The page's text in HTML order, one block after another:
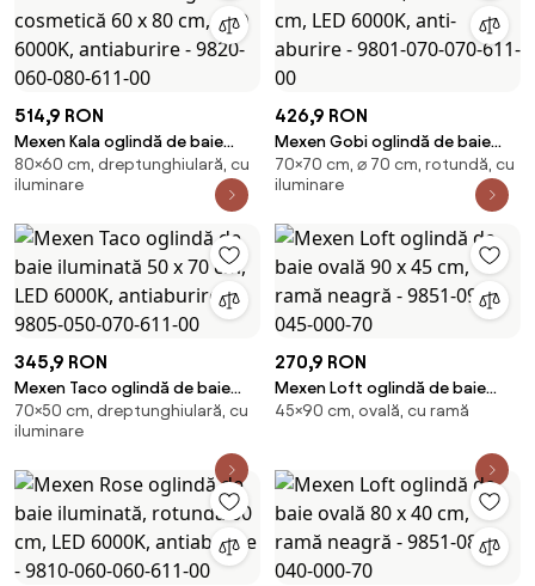
514,9 RON
Mexen Kala oglindă de baie
iluminată cu oglindă cosmetică
60 x 80 cm, LED 6000K,
antiaburire - 9820-060-080-
611-00
80×60 cm, dreptunghiulară, cu
iluminare
426,9 RON
Mexen Gobi oglindă de baie
iluminată, rotundă 70 cm, LED
6000K, anti-aburire - 9801-
70×70 cm, ⌀ 70 cm, rotundă, cu
iluminare
345,9 RON
Mexen Taco oglindă de baie
iluminată 50 x 70 cm, LED
6000K, antiaburire - 9805-050-
70×50 cm, dreptunghiulară, cu
iluminare
270,9 RON
Mexen Loft oglindă de baie
ovală 90 x 45 cm, ramă neagră -
45×90 cm, ovală, cu ramă